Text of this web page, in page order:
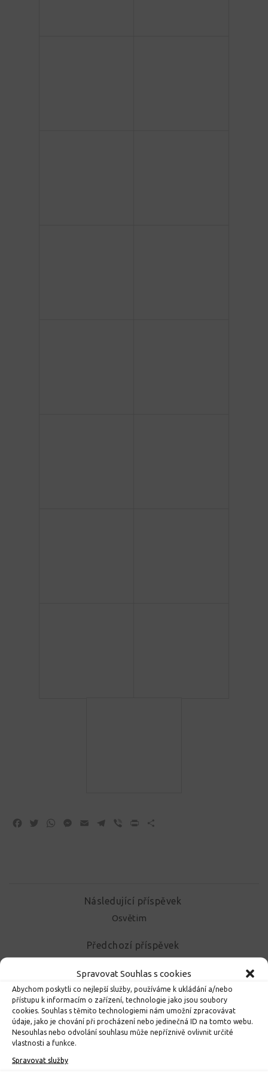
Spravovat Souhlas s cookies
Abychom poskytli co nejlepší služby, používáme k ukládání a/nebo
přístupu k informacím o zařízení, technologie jako jsou soubory
cookies. Souhlas s těmito technologiemi nám umožní zpracovávat
údaje, jako je chování při procházení nebo jedinečná ID na tomto webu.
Nesouhlas nebo odvolání souhlasu může nepříznivě ovlivnit určité
vlastnosti a funkce.
Spravovat služby
Facebook
TwitterWhatsApp
Messenger
Email Telegram
Viber Print
Následující příspěvek
Osvětim
Předchozí příspěvek
MOHLO BY VÁS DÁLE ZAJÍMAT...